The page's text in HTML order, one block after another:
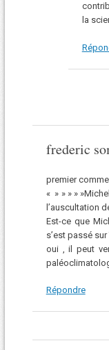
la
frederic
premier
« » » » »
l’auscultation
Est-ce que
s’est passé
oui , il peut
Répondre